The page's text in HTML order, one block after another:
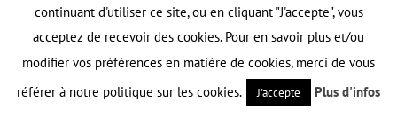
bilimufku.com 2000
Blog
brut-club.ru 1500
camp-hockey.ru 500
continuant d'utiliser ce site, ou en cliquant "J'accepte", vous
acceptez de recevoir des cookies. Pour en savoir plus et/ou
modifier vos préférences en matière de cookies, merci de vous
référer à notre politique sur les cookies.
J'accepte Plus d'infos